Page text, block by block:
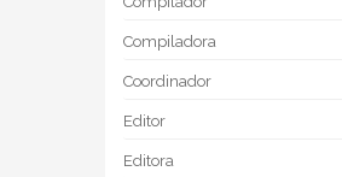
Compiladora
Coordinador
Editor
Editora